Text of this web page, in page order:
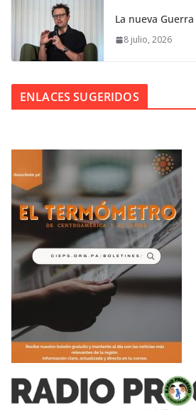
La nueva
8 julio, 2026
ENLACES SUGERIDOS